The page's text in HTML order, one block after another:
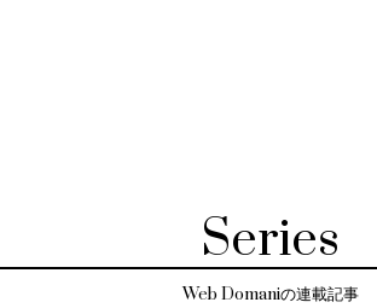
Series
Web Domaniの連載記事